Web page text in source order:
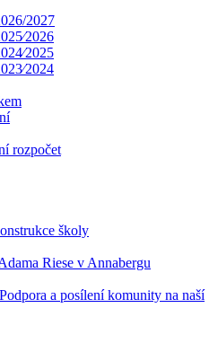
2027
rozpočet
školy
Riese v Annabergu
a posílení komunity na naší